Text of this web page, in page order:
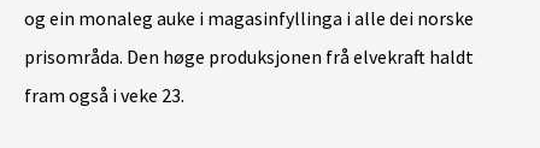
og ein monaleg auke i magasinfyllinga i alle dei norske
prisområda. Den høge produksjonen frå elvekraft haldt
fram også i veke 23.